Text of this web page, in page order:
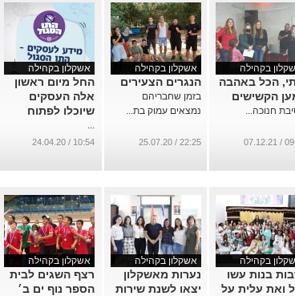
בקהילה
הכל באהבה
הקשישים
חנוכה...
09:01 /
אשקלון בקהילה
הנגרים הצעירים
בזמן שחבריהם
נמצאים עמוק בת...
22:25 / 25.07.20
אשקלון בקהילה
החל מיום ראשון
אלה העסקים
שיוכלו לפתוח
...
10:54 / 24.04.20
בקהילה
בנות עשו
ואת עלית על
אשקלון בקהילה
נערות מאשקלון
יצאו לשנת שירות
אשקלון בקהילה
רצף השגים לבית
הספר נוף ים ב׳